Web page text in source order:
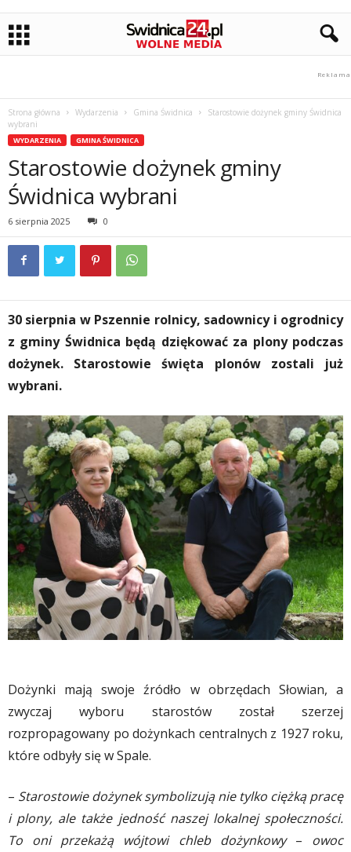
Strona główna Wydarzenia Gmina Świdnica
Starostowie dożynek gminy Świdnica
wybrani
WYDARZENIA GMINA ŚWIDNICA
Starostowie dożynek gminy
Świdnica wybrani
6 sierpnia 2025 0
30 sierpnia w Pszennie rolnicy, sadownicy i ogrodnicy
z gminy Świdnica będą dziękować za plony podczas
dożynek. Starostowie święta plonów zostali już
wybrani.
Dożynki mają swoje źródło w obrzędach Słowian, a
zwyczaj wyboru starostów został szerzej
rozpropagowany po dożynkach centralnych z 1927 roku,
które odbyły się w Spale.
– Starostowie dożynek symbolizują nie tylko ciężką pracę
i plony, ale także jedność naszej lokalnej społeczności.
To oni przekażą wójtowi chleb dożynkowy– owoc